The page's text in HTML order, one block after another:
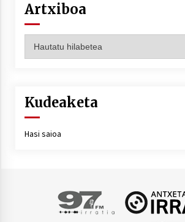
Artxiboa
Kudeaketa
Hasi saioa